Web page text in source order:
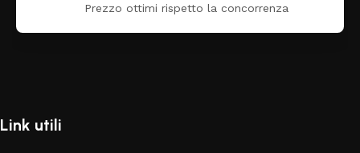
Prezzo ottimi rispetto la concorrenza
Link utili